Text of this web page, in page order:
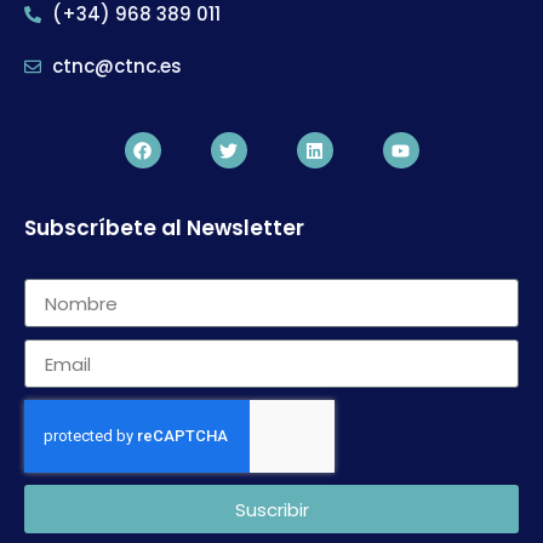
(+34) 968 389 011
ctnc@ctnc.es
Subscríbete al Newsletter
Suscribir